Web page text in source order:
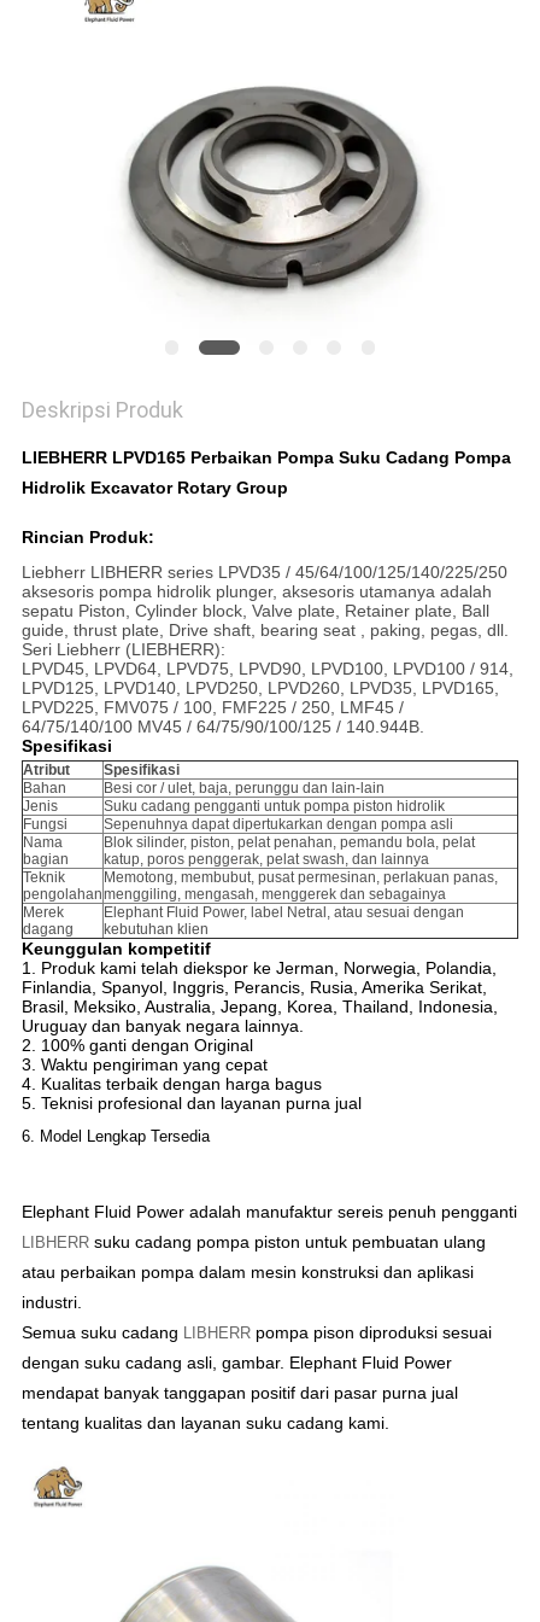
Deskripsi Produk
LIEBHERR LPVD165 Perbaikan Pompa Suku Cadang Pompa
Hidrolik Excavator Rotary Group
Rincian Produk:
Liebherr LIBHERR series LPVD35 / 45/64/100/125/140/225/250
aksesoris pompa hidrolik plunger, aksesoris utamanya adalah
sepatu Piston, Cylinder block, Valve plate, Retainer plate, Ball
guide, thrust plate, Drive shaft, bearing seat , paking, pegas, dll.
Seri Liebherr (LIEBHERR):
LPVD45, LPVD64, LPVD75, LPVD90, LPVD100, LPVD100 / 914,
LPVD125, LPVD140, LPVD250, LPVD260, LPVD35, LPVD165,
LPVD225, FMV075 / 100, FMF225 / 250, LMF45 /
64/75/140/100 MV45 / 64/75/90/100/125 / 140.944B.
Spesifikasi
Atribut
Spesifikasi
Bahan
Besi cor / ulet, baja, perunggu dan lain-lain
Jenis
Suku cadang pengganti untuk pompa piston hidrolik
Fungsi
Sepenuhnya dapat dipertukarkan dengan pompa asli
Nama
bagian
Blok silinder, piston, pelat penahan, pemandu bola, pelat
katup, poros penggerak, pelat swash, dan lainnya
Teknik
pengolahan
Memotong, membubut, pusat permesinan, perlakuan panas,
menggiling, mengasah, menggerek dan sebagainya
Merek
dagang
Elephant Fluid Power, label Netral, atau sesuai dengan
kebutuhan klien
Keunggulan kompetitif
1. Produk kami telah diekspor ke Jerman, Norwegia, Polandia,
Finlandia, Spanyol, Inggris, Perancis, Rusia, Amerika Serikat,
Brasil, Meksiko, Australia, Jepang, Korea, Thailand, Indonesia,
Uruguay dan banyak negara lainnya.
2. 100% ganti dengan Original
3. Waktu pengiriman yang cepat
4. Kualitas terbaik dengan harga bagus
5. Teknisi profesional dan layanan purna jual
6. Model Lengkap Tersedia
Elephant Fluid Power adalah manufaktur sereis penuh pengganti
LIBHERRsuku cadang pompa piston untuk pembuatan ulang
atau perbaikan pompa dalam mesin konstruksi dan aplikasi
industri.
Semua suku cadang LIBHERRpompa pison diproduksi sesuai
dengan suku cadang asli, gambar. Elephant Fluid Power
mendapat banyak tanggapan positif dari pasar purna jual
tentang kualitas dan layanan suku cadang kami.